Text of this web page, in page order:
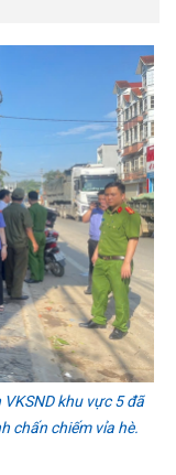
khu vực 5 đã
chấn chiếm vỉa hè.